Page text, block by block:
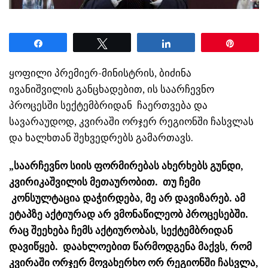
ყოფილი პრემიერ-მინისტრის, ბიძინა
ივანიშვილის განცხადებით, ის საარჩევნო
პროცესში სექტემბრიდან ჩაერთვება და
სავარაუდოდ, კვირაში ორჯერ რეგიონში ჩასვლას
და ხალხთან შეხვედრებს გამართავს.
„საარჩევნო სიის ფორმირებას ახერხებს გუნდი,
კვირიკაშვილის მეთაურობით. თუ ჩემი
კონსულტაცია დაჭირდება, მე არ დავიზარებ. ამ
ეტაპზე აქტიურად არ ვმონაწილეობ პროცესებში.
რაც შეეხება ჩემს აქტიურობას, სექტემბრიდან
დავიწყებ. დაახლოებით წარმოდგენა მაქვს, რომ
კვირაში ორჯერ მოვახერხო ორ რეგიონში ჩასვლა,